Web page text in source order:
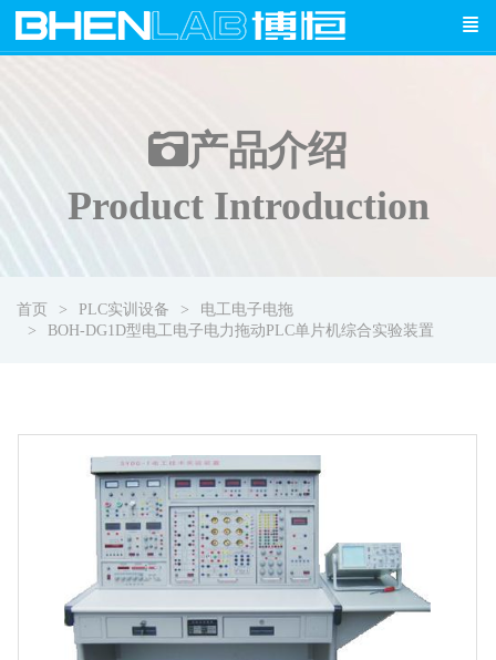
产品介绍
Product Introduction
首页 PLC实训设备
电工电子电拖
BOH-DG1D型电工电子电力拖动PLC单片机综合实验装置